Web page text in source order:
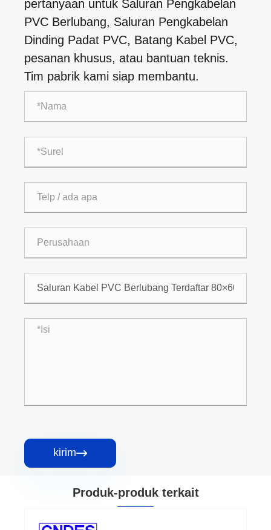
pertanyaan untuk Saluran Pengkabelan
PVC Berlubang, Saluran Pengkabelan
Dinding Padat PVC, Batang Kabel PVC,
pesanan khusus, atau bantuan teknis.
Tim pabrik kami siap membantu.
kirim
Produk-produk terkait